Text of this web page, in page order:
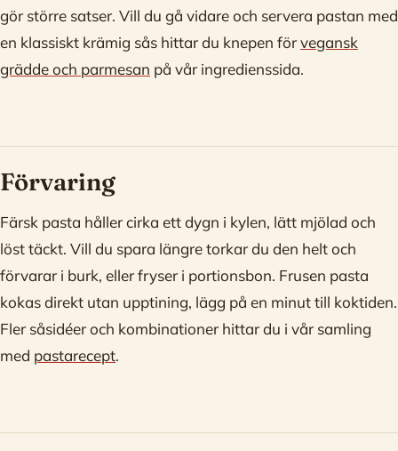
gör större satser. Vill du gå vidare och servera pastan med
en klassiskt krämig sås hittar du knepen förvegansk
grädde och parmesan på vår ingredienssida.
Förvaring
Färsk pasta håller cirka ett dygn i kylen, lätt mjölad och
löst täckt. Vill du spara längre torkar du den helt och
förvarar i burk, eller fryser i portionsbon. Frusen pasta
kokas direkt utan upptining, lägg på en minut till koktiden.
Fler såsidéer och kombinationer hittar du i vår samling
med pastarecept.